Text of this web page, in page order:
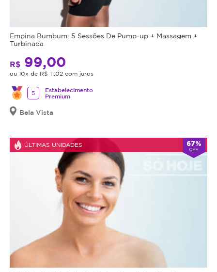
Empina Bumbum: 5 Sessões De Pump-up + Massagem +
Turbinada
R$ 99,00
ou 10x de R$ 11,02 com juros
5
Estabelecimento
Premium
Bela Vista
ÚLTIMAS UNIDADES 67%
OFF